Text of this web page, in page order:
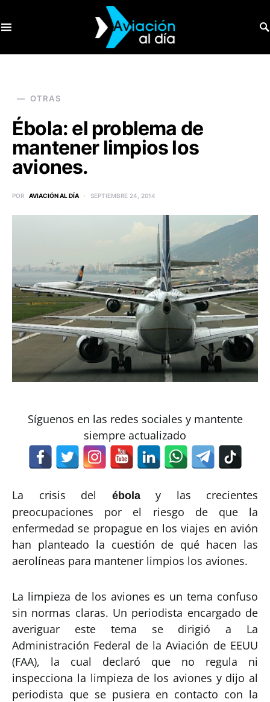
OTRAS
Ébola: el problema de
mantener limpios los
aviones.
POR AVIACIÓN AL DÍA SEPTIEMBRE 24, 2014
Síguenos en las redes sociales y mantente
siempre actualizado
La crisis del ébolay las crecientes
preocupaciones por el riesgo de que la
enfermedad se propague en los viajes en avión
han planteado la cuestión de qué hacen las
aerolíneas para mantener limpios los aviones.
La limpieza de los aviones es un tema confuso
sin normas claras. Un periodista encargado de
averiguar este tema se dirigió a La
Administración Federal de la Aviación de EEUU
(FAA), la cual declaró que no regula ni
inspecciona la limpieza de los aviones y dijo al
periodista que se pusiera en contacto con la